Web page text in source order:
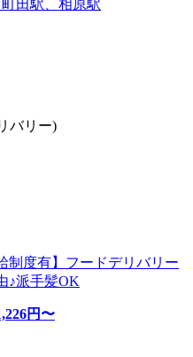
田駅、相原駅
バリー)
制度有】フードデリバリー
♪派手髪OK
円〜